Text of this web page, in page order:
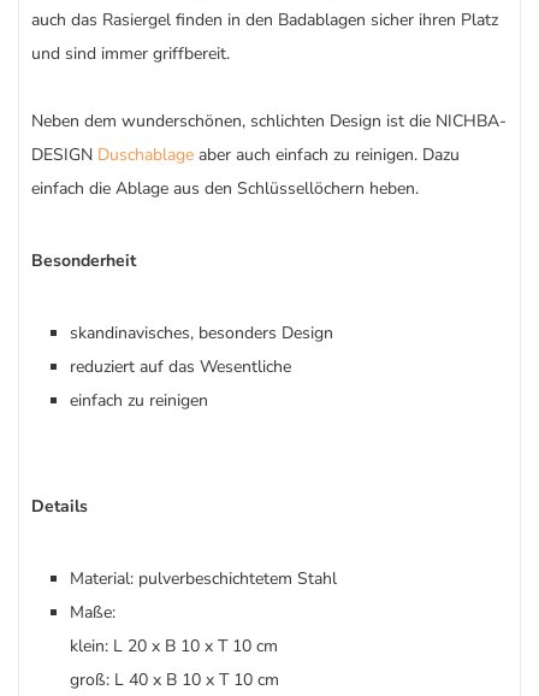
auch das Rasiergel finden in den Badablagen sicher ihren Platz
und sind immer griffbereit.
Neben dem wunderschönen, schlichten Design ist die NICHBA-
DESIGN Duschablage aber auch einfach zu reinigen. Dazu
einfach die Ablage aus den Schlüssellöchern heben.
Besonderheit
skandinavisches, besonders Design
reduziert auf das Wesentliche
einfach zu reinigen
Details
Material: pulverbeschichtetem Stahl
Maße:
klein: L 20 x B 10 x T 10 cm
groß: L 40 x B 10 x T 10 cm